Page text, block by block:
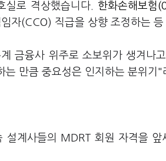
실로 격상했습니다. 한화손해보험
자(CCO) 직급을 상향 조정하는 등
금융사 위주로 소보위가 생겨나
만큼 중요성은 인지하는 분위기"
계사들의 MDRT 회원 자격을